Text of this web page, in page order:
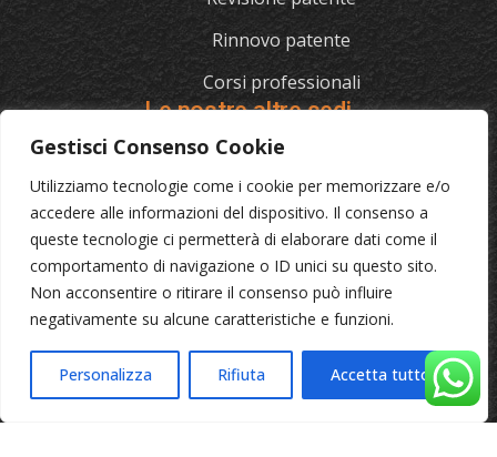
Gestisci Consenso Cookie
Utilizziamo tecnologie come i cookie per memorizzare e/o
accedere alle informazioni del dispositivo. Il consenso a
queste tecnologie ci permetterà di elaborare dati come il
comportamento di navigazione o ID unici su questo sito.
Non acconsentire o ritirare il consenso può influire
negativamente su alcune caratteristiche e funzioni.
Personalizza Rifiuta Accetta tutto
Rinnovo patente
Corsi professionali
Le nostre altre sedi
L'AUTOSCUOLA
070/721841
Via Cagliari 129, 09012 Capoterra (Ca)
© 2023 L'Autoscuola • Partita IVA: 04046040921 •Privacy
Cookie Policy